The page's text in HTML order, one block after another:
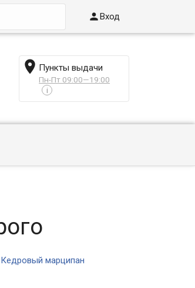
Вход
 Пункты выдачи
Пн-Пт 09:00—19:00
i
Кедровый марципан